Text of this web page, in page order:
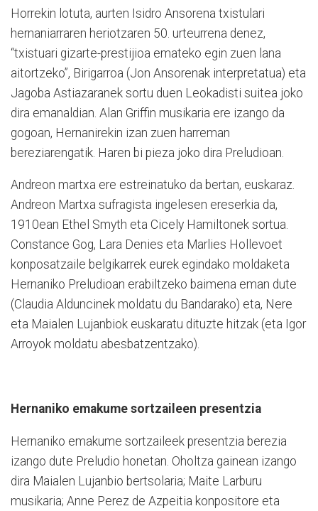
Horrekin lotuta, aurten Isidro Ansorena txistulari
hernaniarraren heriotzaren 50. urteurrena denez,
“txistuari gizarte-prestijioa emateko egin zuen lana
aitortzeko”, Birigarroa (Jon Ansorenak interpretatua) eta
Jagoba Astiazaranek sortu duen Leokadisti suitea joko
dira emanaldian. Alan Griffin musikaria ere izango da
gogoan, Hernanirekin izan zuen harreman
bereziarengatik. Haren bi pieza joko dira Preludioan.
Andreon martxa ere estreinatuko da bertan, euskaraz.
Andreon Martxa sufragista ingelesen ereserkia da,
1910ean Ethel Smyth eta Cicely Hamiltonek sortua.
Constance Gog, Lara Denies eta Marlies Hollevoet
konposatzaile belgikarrek eurek egindako moldaketa
Hernaniko Preludioan erabiltzeko baimena eman dute
(Claudia Alduncinek moldatu du Bandarako) eta, Nere
eta Maialen Lujanbiok euskaratu dituzte hitzak (eta Igor
Arroyok moldatu abesbatzentzako).
Hernaniko emakume sortzaileen presentzia
Hernaniko emakume sortzaileek presentzia berezia
izango dute Preludio honetan. Oholtza gainean izango
dira Maialen Lujanbio bertsolaria; Maite Larburu
musikaria; Anne Perez de Azpeitia konpositore eta